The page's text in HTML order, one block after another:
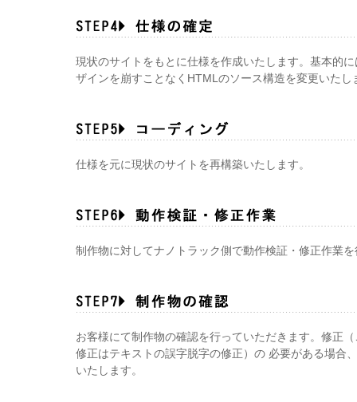
現状のサイトをもとに仕様を作成いたします。基本的
ザインを崩すことなくHTMLのソース構造を変更いたし
仕様を元に現状のサイトを再構築いたします。
制作物に対してナノトラック側で動作検証・修正作業
お客様にて制作物の確認を行っていただきます。修正
修正はテキストの誤字脱字の修正）の 必要がある場合
いたします。